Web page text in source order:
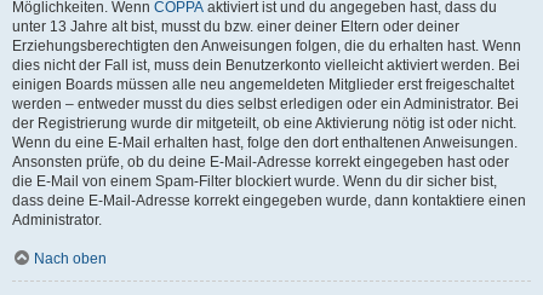
Möglichkeiten. Wenn COPPA aktiviert ist und du angegeben hast, dass du
unter 13 Jahre alt bist, musst du bzw. einer deiner Eltern oder deiner
Erziehungsberechtigten den Anweisungen folgen, die du erhalten hast. Wenn
dies nicht der Fall ist, muss dein Benutzerkonto vielleicht aktiviert werden. Bei
einigen Boards müssen alle neu angemeldeten Mitglieder erst freigeschaltet
werden – entweder musst du dies selbst erledigen oder ein Administrator. Bei
der Registrierung wurde dir mitgeteilt, ob eine Aktivierung nötig ist oder nicht.
Wenn du eine E-Mail erhalten hast, folge den dort enthaltenen Anweisungen.
Ansonsten prüfe, ob du deine E-Mail-Adresse korrekt eingegeben hast oder
die E-Mail von einem Spam-Filter blockiert wurde. Wenn du dir sicher bist,
dass deine E-Mail-Adresse korrekt eingegeben wurde, dann kontaktiere einen
Administrator.
Nach oben